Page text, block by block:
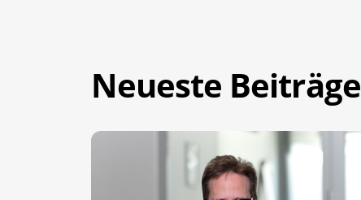
Neueste Beiträge